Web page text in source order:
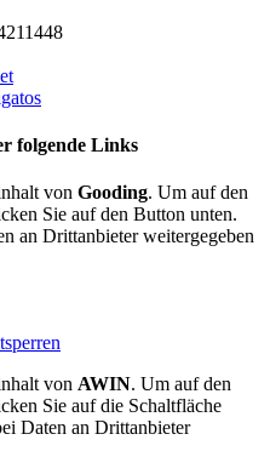
folgende Links
von Gooding. Um auf den
Sie auf den Button unten.
an Drittanbieter weitergegeben
von AWIN. Um auf den
Sie auf die Schaltfläche
Daten an Drittanbieter